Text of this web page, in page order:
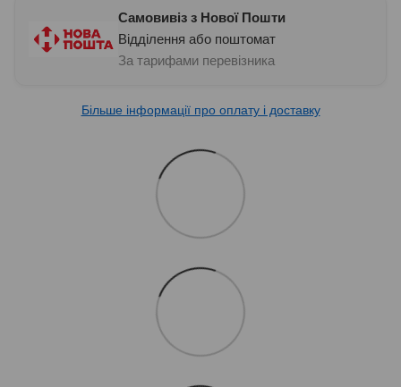
Самовивіз з Нової Пошти
Відділення або поштомат
За тарифами перевізника
Більше інформації про оплату і доставку